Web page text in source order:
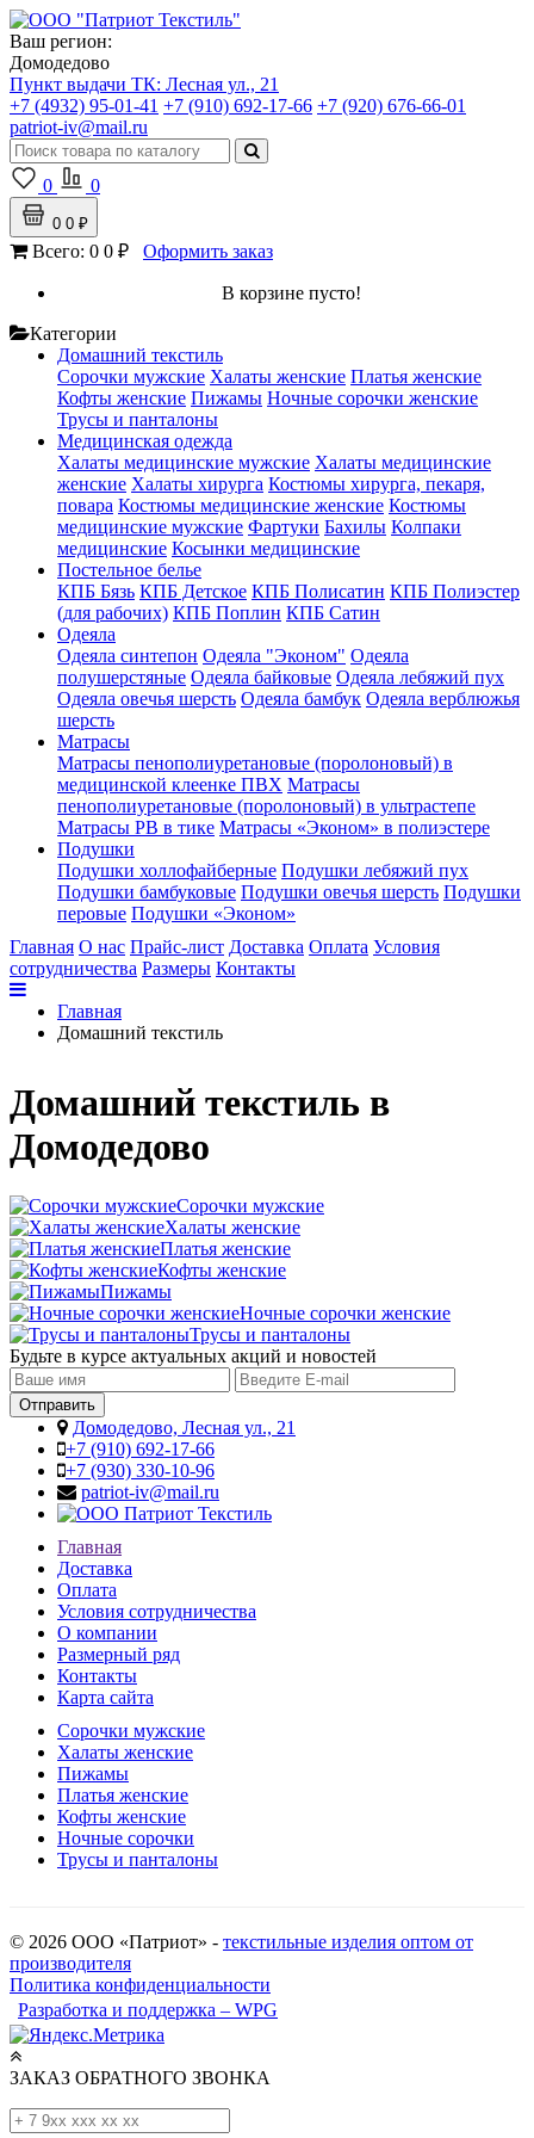
Ваш регион:
Домодедово
Пункт выдачи ТК: Лесная ул., 21
+7 (4932) 95-01-41 +7 (910) 692-17-66 +7 (920) 676-66-01
patriot-iv@mail.ru
0 0
0 0 ₽
Всего: 0 0 ₽ Оформить заказ
В корзине пусто!
Категории
Домашний текстиль
Сорочки мужские Халаты женские Платья женские
Кофты женские Пижамы Ночные сорочки женские
Трусы и панталоны
Медицинская одежда
Халаты медицинские мужские Халаты медицинские
женские Халаты хирурга Костюмы хирурга, пекаря,
повара Костюмы медицинские женские Костюмы
медицинские мужские Фартуки Бахилы Колпаки
медицинские Косынки медицинские
Постельное белье
КПБ Бязь КПБ Детское КПБ Полисатин КПБ Полиэстер
(для рабочих) КПБ Поплин КПБ Сатин
Одеяла
Одеяла синтепон Одеяла "Эконом" Одеяла
полушерстяные Одеяла байковые Одеяла лебяжий пух
Одеяла овечья шерсть Одеяла бамбук Одеяла верблюжья
шерсть
Матрасы
Матрасы пенополиуретановые (поролоновый) в
медицинской клеенке ПВХ Матрасы
пенополиуретановые (поролоновый) в ультрастепе
Матрасы РВ в тике Матрасы «Эконом» в полиэстере
Подушки
Подушки холлофайберные Подушки лебяжий пух
Подушки бамбуковые Подушки овечья шерсть Подушки
перовые Подушки «Эконом»
Главная О нас Прайс-лист Доставка Оплата Условия
сотрудничества Размеры Контакты
Главная
Домашний текстиль
Домашний текстиль в
Домодедово
Сорочки мужские
Халаты женские
Платья женские
Кофты женские
Пижамы
Ночные сорочки женские
Трусы и панталоны
Будьте в курсе актуальных акций и новостей
Домодедово, Лесная ул., 21
+7 (910) 692-17-66
+7 (930) 330-10-96
patriot-iv@mail.ru
Главная
Доставка
Оплата
Условия сотрудничества
О компании
Размерный ряд
Контакты
Карта сайта
Сорочки мужские
Халаты женские
Пижамы
Платья женские
Кофты женские
Ночные сорочки
Трусы и панталоны
© 2026 ООО «Патриот» - текстильные изделия оптом от
производителя
Политика конфиденциальности
Разработка и поддержка – WPG
ЗАКАЗ ОБРАТНОГО ЗВОНКА